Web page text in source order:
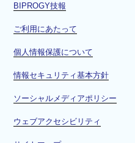
ド
で
く
BIPROGY技報
ご利用にあたって
個人情報保護について
情報セキュリティ基本方針
ソーシャルメディアポリシー
ウェブアクセシビリティ